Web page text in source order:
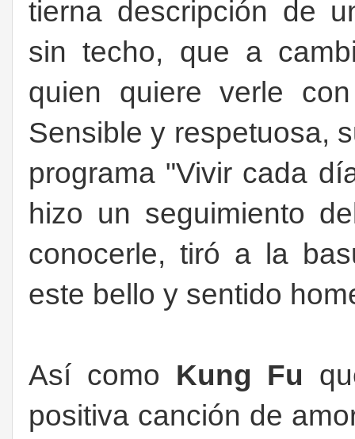
tierna descripción de
sin techo, que a
quien quiere verle
Sensible y respetuosa,
programa "Vivir cada
hizo un seguimiento
conocerle, tiró a la
este bello y sentido
Así como Kung Fu
positiva canción de